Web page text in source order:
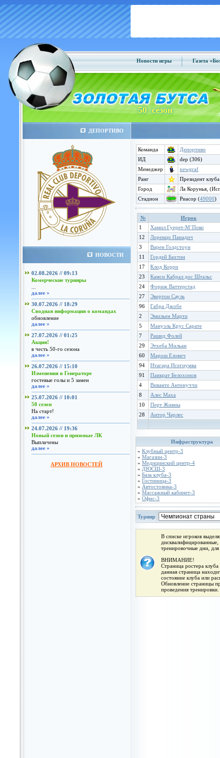
Новости игры Газета
50 сезон
ДЕПОРТИВО
НОВОСТИ
02.08.2026 // 09:13
Комерческие турниры
далее »
30.07.2026 // 18:29
Сводная информация о командах
обновление
далее »
27.07.2026 // 01:25
Акция!
в честь 50-го сезона
далее »
26.07.2026 // 15:10
Изменения в Генераторе
гостевые голы и 5 замен
далее »
25.07.2026 // 10:01
50 сезон
На старт!
далее »
24.07.2026 // 19:36
Новый сезон и призовые ЛК
Выплачены
далее »
АРХИВ НОВОСТЕЙ
Команда
Депортиво
ИД
dep (306)
Менеджер
newgraf
Ранг
Президент клуба
Город
Ла Корунья,
Стадион
Риасор (49000)
№
Игрок
1
Хамил Гуерет-М’Поко
12
Лоренцо Панадич
3
Варен Голдстоун
11
Гордей Бахтин
17
Клод Корри
23
Камси Кабрал дос Штальс
24
Фориж Ваттерстад
27
Эвертон Сауль
96
Габра Джобе
2
Эмильен Марти
5
Мануэль Крус Сарате
7
Рашид Фолей
29
Этхеба Мильан
60
Марош Езович
94
Нтагара Нсегиумва
91
Панкрат Белохонов
4
Виванте Антенуччи
8
Алес Маха
10
Перт Живны
28
Аитор Чарлес
Инфраструктура
» Клубный центр-3
» Магазин-3
» Медицинский центр-4
» ДЮСШ-3
» База клуба-3
» Гостиница-3
» Автостоянка-3
» Массажный кабинет-3
» Офис-3
Турнир
В списке игроков
тренировочные дни,
ВНИМАНИЕ!
Страница ростера
данная страница
состояние клуба или
Обновление страницы
проведения тренировки.